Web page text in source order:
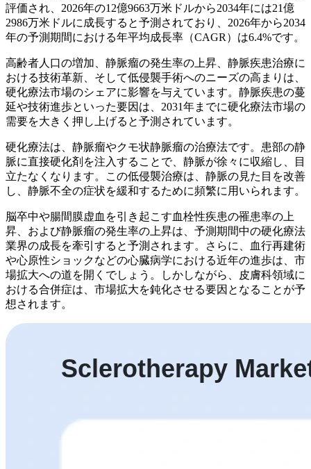
評価され、2026年の12億9663万米ドルから2034年には21億
2986万米ドルに成長すると予測されており、2026年から2034
年の予測期間における年平均成長率（CAGR）は6.4%です。
高齢者人口の増加、静脈瘤の発生率の上昇、静脈疾患治療に
おける技術革新、そして低侵襲手術へのニーズの高まりは、
硬化療法市場のシェアに影響を与えています。静脈疾患の蔓
延や技術進歩といった要因は、2031年までに硬化療法市場の
需要を大きく押し上げると予測されています。
硬化療法は、静脈瘤やクモ状静脈瘤の治療法です。患部の静
脈に直接硬化剤を注入することで、静脈が徐々に収縮し、目
立たなくなります。この低侵襲治療は、静脈の見た目を改善
し、静脈不全の症状を緩和するために頻繁に用いられます。
脳卒中や腸間膜虚血を引き起こす血栓性疾患の罹患率の上
昇、および静脈瘤の発生率の上昇は、予測期間中の硬化療法
業界の成長を牽引すると予測されます。さらに、血行再建術
や心原性ショックなどの心臓病学における近年の進歩は、市
場拡大への道を開くでしょう。しかしながら、皮膚科領域に
おける合併症は、市場拡大を鈍化させる要因となることが予
想されます。